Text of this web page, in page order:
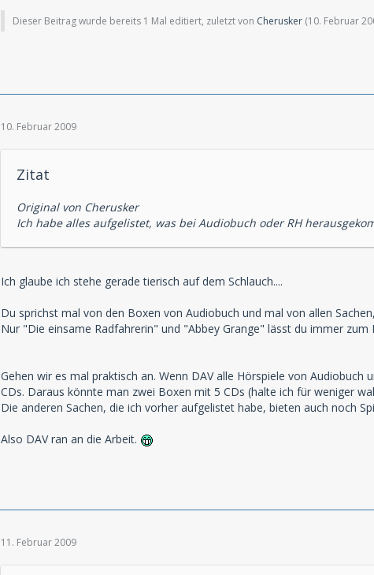
Dieser Beitrag wurde bereits 1 Mal editiert, zuletzt von Cherusker (10. Februar
10. Februar 2009
Zitat
Original von Cherusker
Ich habe alles aufgelistet, was bei Audiobuch oder RH
Ich glaube ich stehe gerade tierisch auf dem Schlauch....
Du sprichst mal von den Boxen von Audiobuch und mal von allen
Nur "Die einsame Radfahrerin" und "Abbey Grange" lässt du immer zum
Gehen wir es mal praktisch an. Wenn DAV alle Hörspiele von
CDs. Daraus könnte man zwei Boxen mit 5 CDs (halte ich für weniger
Die anderen Sachen, die ich vorher aufgelistet habe, bieten auch noch
Also DAV ran an die Arbeit.
11. Februar 2009